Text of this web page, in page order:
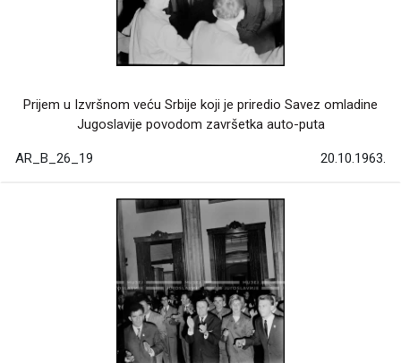
Prijem u Izvršnom veću Srbije koji je priredio Savez omladine
Jugoslavije povodom završetka auto-puta
AR_B_26_19 20.10.1963.